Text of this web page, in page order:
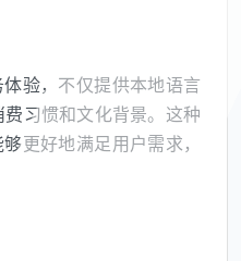
验，不仅提供本地语言
习惯和文化背景。这种
更好地满足用户需求，